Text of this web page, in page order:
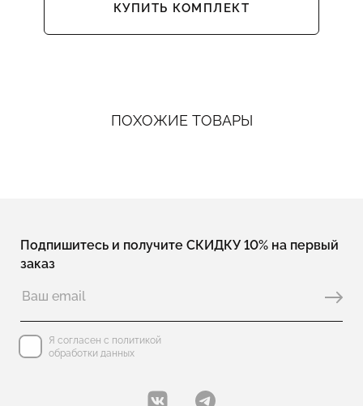
КУПИТЬ КОМПЛЕКТ
ПОХОЖИЕ ТОВАРЫ
Подпишитесь и получите СКИДКУ 10% на первый
заказ
Я согласен с политикой
обработки данных